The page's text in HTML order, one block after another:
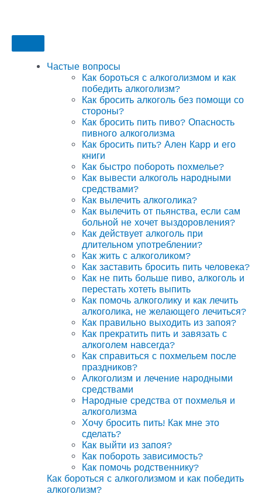
Частые вопросы
Как бороться с алкоголизмом и как
победить алкоголизм?
Как бросить алкоголь без помощи со
стороны?
Как бросить пить пиво? Опасность
пивного алкоголизма
Как бросить пить? Ален Карр и его
книги
Как быстро побороть похмелье?
Как вывести алкоголь народными
средствами?
Как вылечить алкоголика?
Как вылечить от пьянства, если сам
больной не хочет выздоровления?
Как действует алкоголь при
длительном употреблении?
Как жить с алкоголиком?
Как заставить бросить пить человека?
Как не пить больше пиво, алкоголь и
перестать хотеть выпить
Как помочь алкоголику и как лечить
алкоголика, не желающего лечиться?
Как правильно выходить из запоя?
Как прекратить пить и завязать с
алкоголем навсегда?
Как справиться с похмельем после
праздников?
Алкоголизм и лечение народными
средствами
Народные средства от похмелья и
алкоголизма
Хочу бросить пить! Как мне это
сделать?
Как выйти из запоя?
Как побороть зависимость?
Как помочь родственнику?
Как бороться с алкоголизмом и как победить
алкоголизм?